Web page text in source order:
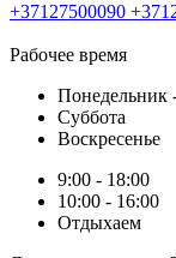
+37127500090
Рабочее время
Понедельник
Суббота
Воскресенье
9:00 - 18:00
10:00 - 16:00
Отдыхаем